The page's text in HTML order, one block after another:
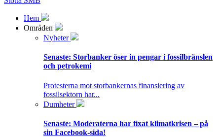
Hem
Områden
Nyheter
Senaste: Storbanker öser in pengar i fossilbränslen
och petrokemi
Protesterna mot storbankernas finansiering av
fossilsektorn har...
Dumheter
Senaste: Moderaterna har fixat klimatkrisen – på
sin Facebook-sida!